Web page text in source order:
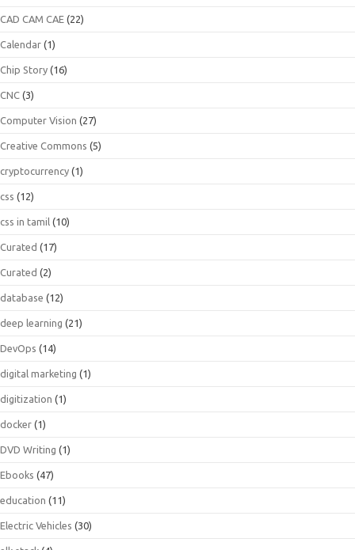
CAD CAM CAE (22)
Calendar (1)
Chip Story (16)
CNC (3)
Computer Vision (27)
Creative Commons (5)
cryptocurrency (1)
css (12)
css in tamil (10)
Curated (17)
Curated (2)
database (12)
deep learning (21)
DevOps (14)
digital marketing (1)
digitization (1)
docker (1)
DVD Writing (1)
Ebooks (47)
education (11)
Electric Vehicles (30)